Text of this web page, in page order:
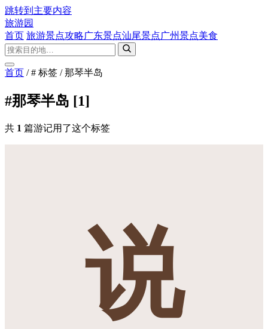
跳转到主要内容
旅游园
首页 旅游景点攻略广东景点汕尾景点广州景点美食
首页 / # 标签 / 那琴半岛
#那琴半岛 [1]
共 1 篇游记用了这个标签
说